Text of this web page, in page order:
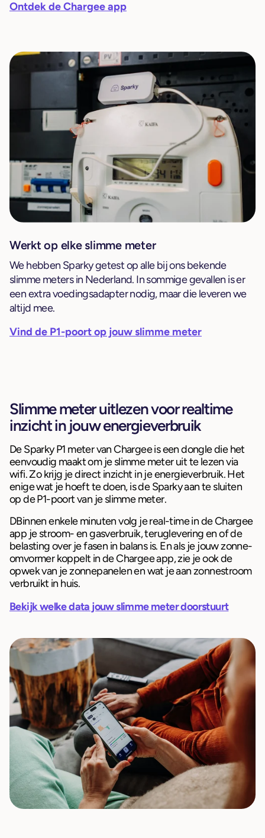
Ontdek de Chargee app
Werkt op elke slimme meter
We hebben Sparky getest op alle bij ons bekende
slimme meters in Nederland. In sommige gevallen is er
een extra voedingsadapter nodig, maar die leveren we
altijd mee.
Vind de P1-poort op jouw slimme meter
Slimme meter uitlezen voor realtime
inzicht in jouw energieverbruik
De Sparky P1 meter van Chargee is een dongle die het
eenvoudig maakt om je slimme meter uit te lezen via
wifi. Zo krijg je direct inzicht in je energieverbruik. Het
enige wat je hoeft te doen, is de Sparky aan te sluiten
op de P1-poort van je slimme meter.
DBinnen enkele minuten volg je real-time in de Chargee
app je stroom- en gasverbruik, teruglevering en of de
belasting over je fasen in balans is. En als je jouw zonne-
omvormer koppelt in de Chargee app, zie je ook de
opwek van je zonnepanelen en wat je aan zonnestroom
verbruikt in huis.
Bekijk welke data jouw slimme meter doorstuurt